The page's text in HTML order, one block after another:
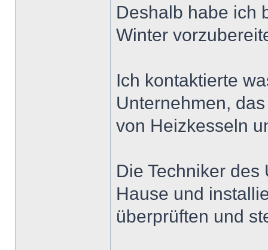
Deshalb habe ich
Winter
Ich kontaktierte
Unternehmen,
von Heizkesseln
Die Techniker
Hause und
überprüften und